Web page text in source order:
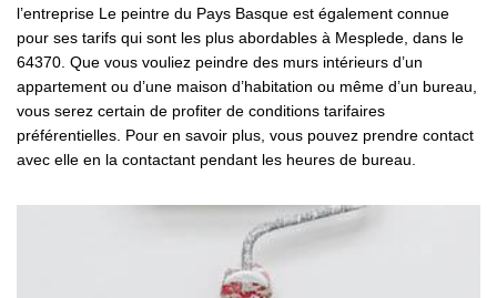
l’entreprise Le peintre du Pays Basque est également connue
pour ses tarifs qui sont les plus abordables à Mesplede, dans le
64370. Que vous vouliez peindre des murs intérieurs d’un
appartement ou d’une maison d’habitation ou même d’un bureau,
vous serez certain de profiter de conditions tarifaires
préférentielles. Pour en savoir plus, vous pouvez prendre contact
avec elle en la contactant pendant les heures de bureau.